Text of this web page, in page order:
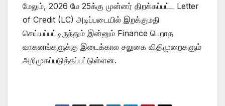
மேலும், 2026 மே 25க்கு முன்னர் திறக்கப்பட்ட Letter
of Credit (LC) அடிப்படையில் இறக்குமதி
செய்யப்பட்டிருந்தும் இன்னும் Finance பெறாத
வாகனங்களுக்கு இடைக்கால சலுகை விதிமுறைகளும்
அறிமுகப்படுத்தப்பட்டுள்ளன.